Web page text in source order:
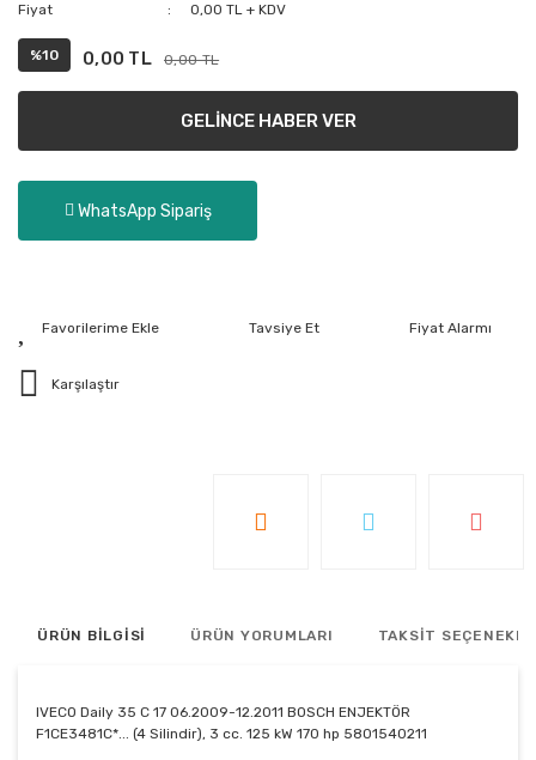
Fiyat
0,00 TL + KDV
%10 0,00 TL 0,00 TL
GELİNCE HABER VER
WhatsApp Sipariş
Tavsiye Et Fiyat Alarmı
Karşılaştır
ÜRÜN BİLGİSİ ÜRÜN YORUMLARI TAKSİT
IVECO Daily 35 C 17 06.2009-12.2011 BOSCH ENJEKTÖR
F1CE3481C*... (4 Silindir), 3 cc. 125 kW 170 hp 5801540211